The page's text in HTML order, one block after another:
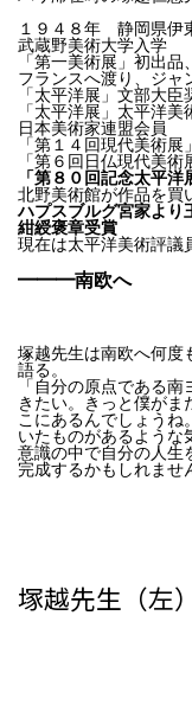
１９４８年 静岡県伊
武蔵野美術大学入学
「第一美術展」初出
フランスへ渡り、ジャ
「太平洋展」文部大臣
「太平洋展」太平洋美
日本美術家連盟会員
「第１４回現代美術展
「第６回日仏現代美
「第８０回記念太平
北野美術館が作品を買
ハプスブルグ宮家より
紺綬褒章受賞
現在は太平洋美術評議
━━━南欧へ
塚越先生は南欧へ何度
語る。
「自分の原点である南
きたい。きっと僕が
こにあるんでしょうね
いたものがあるよう
意識の中で自分の人生
完成するかもしれませ
塚越先生（左